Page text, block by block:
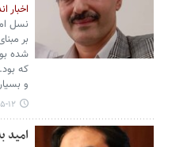
اخبار
نسل
بر
شده
که
و
۱۴۰۵-
امید